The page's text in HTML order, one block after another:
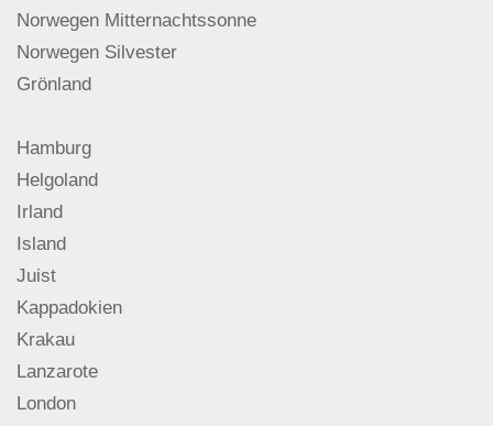
Norwegen Mitternachtssonne
Norwegen Silvester
Grönland
Hamburg
Helgoland
Irland
Island
Juist
Kappadokien
Krakau
Lanzarote
London